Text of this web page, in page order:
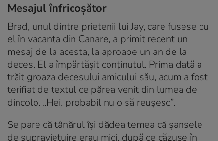
Mesajul înfricoșător
Brad, unul dintre prietenii lui Jay, care fusese cu
el în vacanța din Canare, a primit recent un
mesaj de la acesta, la aproape un an de la
deces. El a împărtășit conținutul. Prima dată a
trăit groaza decesului amicului său, acum a fost
terifiat de textul ce părea venit din lumea de
dincolo, „Hei, probabil nu o să reușesc”.
Se pare că tânărul își dădea temea că șansele
de supraviețuire erau mici, după ce căzuse în